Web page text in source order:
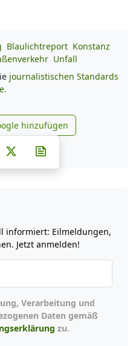
Blaulichtreport Konstanz
Unfall
journalistischen Standards
zu Google
hinzufügen
Facebook
auf Whatsapp
Teilen auf Telegram
Pinterest
E-Mail teilen
Post auf X
informiert: Eilmeldungen,
Jetzt anmelden!
Daten gemäß
zu.